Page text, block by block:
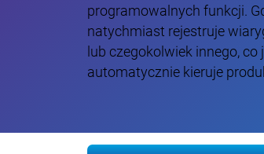
programowalnych funkcji.
natychmiast rejestruje
lub czegokolwiek innego,
automatycznie kieruje